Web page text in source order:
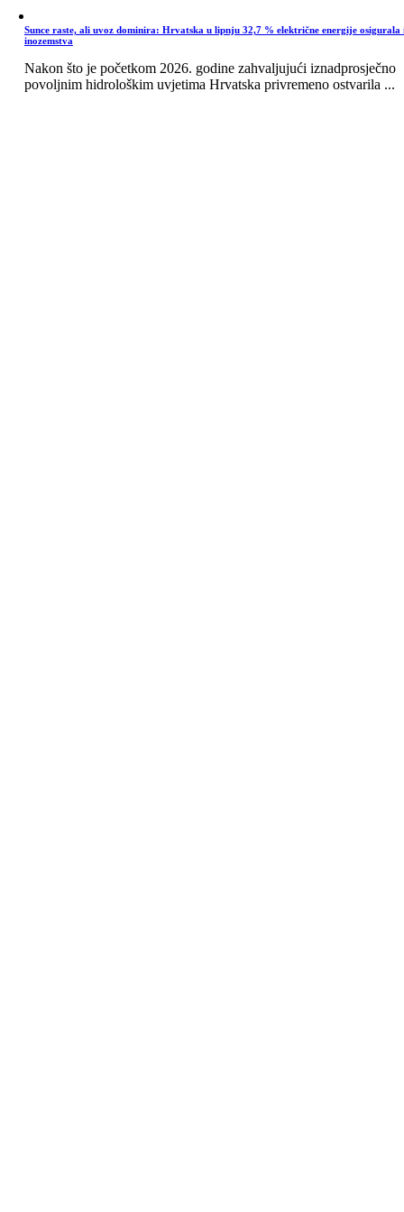
Sunce raste, ali uvoz dominira: Hrvatska u lipnju 32,7 % električne energije osigurala
inozemstva
Nakon što je početkom 2026. godine zahvaljujući iznadprosječno
povoljnim hidrološkim uvjetima Hrvatska privremeno ostvarila ...